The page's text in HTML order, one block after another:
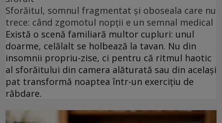
Sforăitul, somnul fragmentat și oboseala care nu
trece: când zgomotul nopții e un semnal medical
Există o scenă familiară multor cupluri: unul
doarme, celălalt se holbează la tavan. Nu din
insomnii propriu-zise, ci pentru că ritmul haotic
al sforăitului din camera alăturată sau din același
pat transformă noaptea într-un exercițiu de
răbdare.